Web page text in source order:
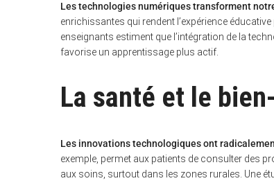
Les technologies numériques transforment
enrichissantes qui rendent l’expérience
enseignants estiment que l’intégration de la
favorise un apprentissage plus actif.
La santé et le
Les innovations technologiques ont
exemple, permet aux patients de consulter des
aux soins, surtout dans les zones rurales. Une